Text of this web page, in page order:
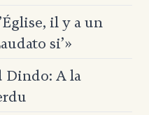
il y a un
si’»
Dindo: A la